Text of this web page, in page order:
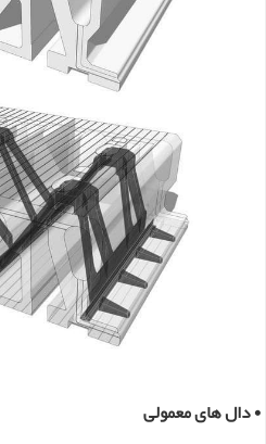
• دال های معمولی